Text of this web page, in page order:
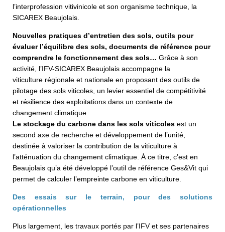
l’interprofession vitivinicole et son organisme technique, la
SICAREX Beaujolais.
Nouvelles pratiques d’entretien des sols, outils pour
évaluer l’équilibre des sols, documents de référence pour
comprendre le fonctionnement des sols… Grâce à son
activité, l’IFV-SICAREX Beaujolais accompagne la
viticulture régionale et nationale en proposant des outils de
pilotage des sols viticoles, un levier essentiel de compétitivité
et résilience des exploitations dans un contexte de
changement climatique.
Le stockage du carbone dans les sols viticoles est un
second axe de recherche et développement de l’unité,
destinée à valoriser la contribution de la viticulture à
l’atténuation du changement climatique. À ce titre, c’est en
Beaujolais qu’a été développé l’outil de référence Ges&Vit qui
permet de calculer l’empreinte carbone en viticulture.
Des essais sur le terrain, pour des solutions
opérationnelles
Plus largement, les travaux portés par l’IFV et ses partenaires